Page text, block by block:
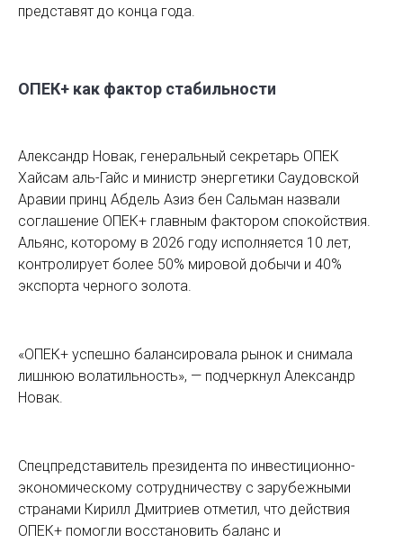
представят до конца года.
ОПЕК+ как фактор стабильности
Александр Новак, генеральный секретарь ОПЕК
Хайсам аль-Гайс и министр энергетики Саудовской
Аравии принц Абдель Азиз бен Сальман назвали
соглашение ОПЕК+ главным фактором спокойствия.
Альянс, которому в 2026 году исполняется 10 лет,
контролирует более 50% мировой добычи и 40%
экспорта черного золота.
«ОПЕК+ успешно балансировала рынок и снимала
лишнюю волатильность», — подчеркнул Александр
Новак.
Спецпредставитель президента по инвестиционно-
экономическому сотрудничеству с зарубежными
странами Кирилл Дмитриев отметил, что действия
ОПЕК+ помогли восстановить баланс и